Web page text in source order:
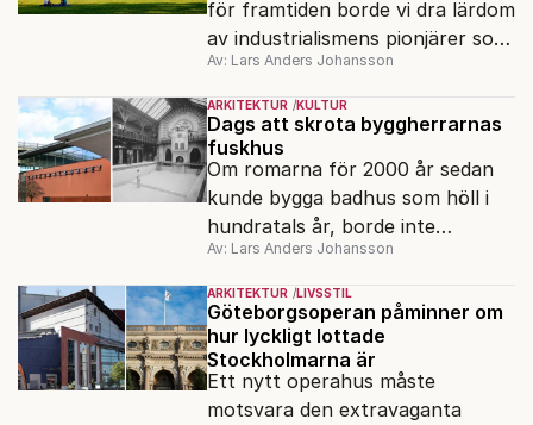
för framtiden borde vi dra lärdom
av industrialismens pionjärer som
skapade de stadsmiljöer som flest
uppskattar än i dag.
Av: Lars Anders Johansson
ARKITEKTUR KULTUR
Dags att skrota byggherrarnas
fuskhus
Om romarna för 2000 år sedan
kunde bygga badhus som höll i
hundratals år, borde inte
stockholmarna låta sig nöja med
badhus som förfaller efter något
årtionde.
Av: Lars Anders Johansson
ARKITEKTUR LIVSSTIL
Göteborgsoperan påminner om
hur lyckligt lottade
Stockholmarna är
Ett nytt operahus måste
motsvara den extravaganta